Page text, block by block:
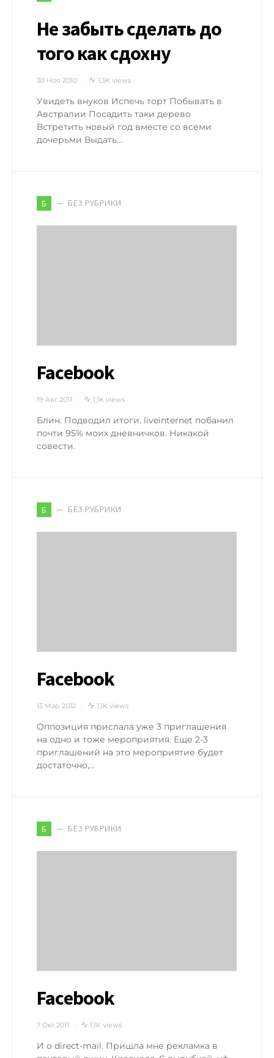
Не забыть сделать до
того как сдохну
30 Ноя 2010 1,3K views
Увидеть внуков Испечь торт Побывать в
Австралии Посадить таки дерево
Встретить новый год вместе со всеми
дочерьми Выдать…
Б БЕЗ РУБРИКИ
Facebook
19 Авг 2011 1,1K views
Блин. Подводил итоги. liveinternet побанил
почти 95% моих дневничков. Никакой
совести.
Б БЕЗ РУБРИКИ
Facebook
13 Мар 2012 1,1K views
Оппозиция прислала уже 3 приглашения
на одно и тоже мероприятия. Еще 2-3
приглашений на это мероприятие будет
достаточно,…
Б БЕЗ РУБРИКИ
Facebook
7 Окт 2011 1,1K views
И о direct-mail. Пришла мне рекламка в